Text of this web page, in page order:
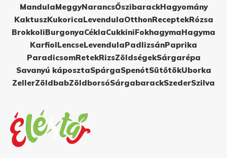
MandulaMeggyNarancsŐszibarackHagyomány
KaktuszKukoricaLevendulaOtthonReceptekRózsa
BrokkoliBurgonyaCéklaCukkiniFokhagymaHagyma
KarfiolLencseLevendulaPadlizsánPaprika
ParadicsomRetekRizsZöldségekSárgarépa
Savanyú káposztaSpárgaSpenótSütőtökUborka
ZellerZöldbabZöldborsóSárgabarackSzederSzilva